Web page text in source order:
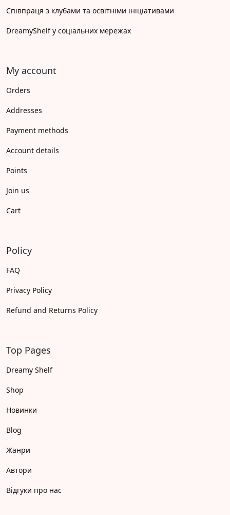
Співпраця з клубами та освітніми ініціативами
DreamyShelf у соціальних мережах
My account
Orders
Addresses
Payment methods
Account details
Points
Join us
Cart
Policy
FAQ
Privacy Policy
Refund and Returns Policy
Top Pages
Dreamy Shelf
Shop
Новинки
Blog
Жанри
Автори
Відгуки про нас